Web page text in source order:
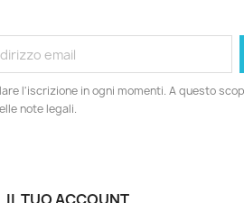
l'iscrizione in ogni momenti. A questo
note legali.